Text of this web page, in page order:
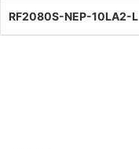
RF2080S-NEP-10LA2-L